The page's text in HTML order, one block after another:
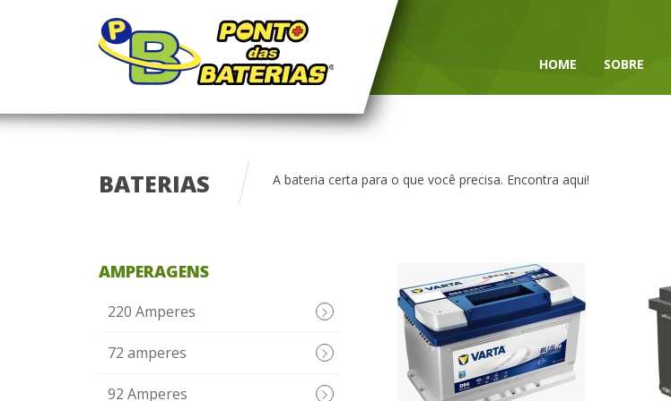
HOME SOBRE
BATERIAS A bateria certa para o que você precisa. Encontra aqui!
AMPERAGENS
220 Amperes
72 amperes
92 Amperes